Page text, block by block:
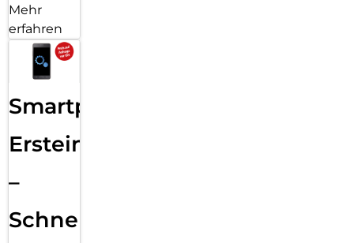
Mehr
erfahren
Smartphone
Ersteinrichtung
–
Schnelle